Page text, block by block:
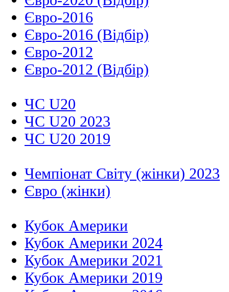
Євро-2016
Євро-2016 (Відбір)
Євро-2012
Євро-2012 (Відбір)
ЧС U20
ЧС U20 2023
ЧС U20 2019
Чемпіонат Світу (жінки) 2023
Євро (жінки)
Кубок Америки
Кубок Америки 2024
Кубок Америки 2021
Кубок Америки 2019